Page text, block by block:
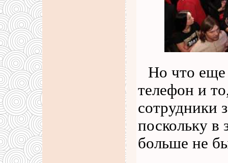
Но что еще
телефон и
сотрудники
поскольку в
больше не